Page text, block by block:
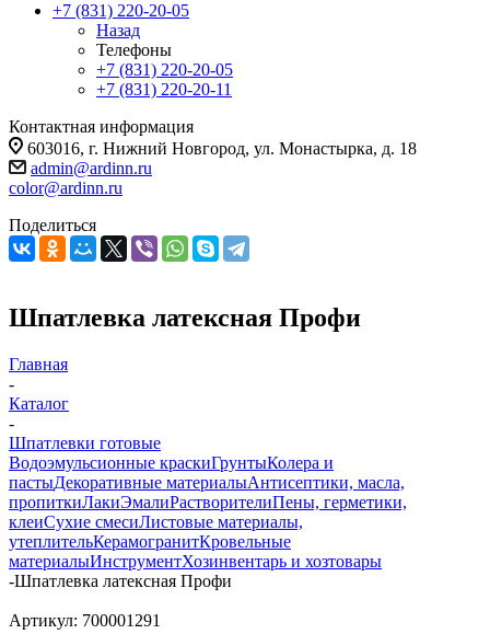
+7 (831) 220-20-05
Назад
Телефоны
+7 (831) 220-20-05
+7 (831) 220-20-11
Контактная информация
603016, г. Нижний Новгород, ул. Монастырка, д. 18
admin@ardinn.ru
color@ardinn.ru
Поделиться
Шпатлевка латексная Профи
Главная
-
Каталог
-
Шпатлевки готовые
Водоэмульсионные краскиГрунтыКолера и
пастыДекоративные материалыАнтисептики, масла,
пропиткиЛакиЭмалиРастворителиПены, герметики,
клеиСухие смесиЛистовые материалы,
утеплительКерамогранитКровельные
материалыИнструментХозинвентарь и хозтовары
-Шпатлевка латексная Профи
Артикул: 700001291